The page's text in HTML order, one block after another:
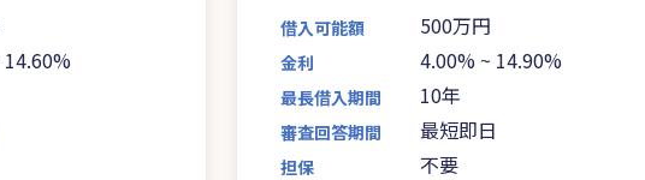
14.60%
借入可能額 500万円
金利 4.00% ~ 14.90%
最長借入期間 10年
審査回答期間 最短即日
担保 不要